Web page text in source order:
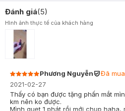
Đánh giá(5)
Hình ảnh thực tế của khách hàng
Phương Nguyễn
Đã
2021-02-27
Thấy có bạn được tặng phấn mắt
km nên ko được.
Mình quẹt 1 phát rồi mới chụp haha,